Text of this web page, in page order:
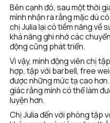
Bên cạnh đó, sau một thời
mình nhận ra rằng mặc dù
chị Julia lại có tiềm năng về
khả năng ghi nhớ các
động cũng phát triển.
Vì vậy, mình động viên chị
hợp, tập với barbell, free
được những mức tạ cao
giác rằng mình có thể làm
luyện hơn.
Chị Julia đến với phòng tập